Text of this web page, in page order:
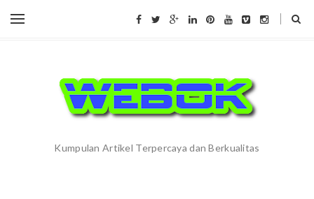
Kumpulan Artikel Terpercaya dan Berkualitas